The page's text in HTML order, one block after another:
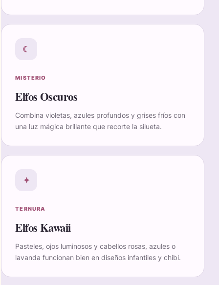
☾
MISTERIO
Elfos Oscuros
Combina violetas, azules profundos y grises fríos con
una luz mágica brillante que recorte la silueta.
✦
TERNURA
Elfos Kawaii
Pasteles, ojos luminosos y cabellos rosas, azules o
lavanda funcionan bien en diseños infantiles y chibi.